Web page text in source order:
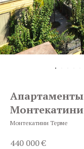
Апартаменты
Монтекатини Терме
440 000€